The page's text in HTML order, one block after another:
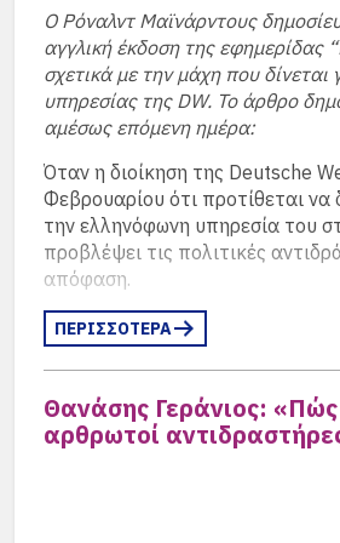
Στις εκδηλώσεις αυτές θα
“Stammtische“, τιςΕκδρομές
μεγάλες “Βραδιές Αποφοίτων
σχολείο.
Εμπόδιο στις εκδηλώσεις μας,
Πανδημία, που για μερικά
εκδηλώσεων, είτε απέτρεψε
συγκεντρωθούν σε κλειστούς
Εντοπίσαμε όσα Μαθητολόγια
ονόματα ταξινομώντας τα
ηλεκτρικής ενέργειας.
Οι αντιδραστήρες αυτοί θα
τους, να αποσυναρμολογηθούν
προσωρινής φύλαξης
ιδιαίτερα δαπανηρή και
χρήση τηλερομποτικής
επιπέδων ακτινοβολίας.
Ο Ρόναλντ Μαϊνάρντους
αγγλική έκδοση της
σχετικά με την μάχη που δίνεται
υπηρεσίας της DW. Το άρθρο
αμέσως επόμενη ημέρα:
Όταν η διοίκηση της Deutsche
Φεβρουαρίου ότι προτίθεται
την ελληνόφωνη υπηρεσία του
προβλέψει τις πολιτικές
απόφαση.
Σε μια αρχικά ασυντόνιστη
οργανώσεων και προσώπων
φορείς που θα μπορούσαν
εκπρόσωποι της κοινωνίας των
σχέσεις: ενώσεις Γερμανών
ΠΕΡΙΣΣΟΤΕΡΑ
Θανάσης Γεράνιος:
αρθρωτοί